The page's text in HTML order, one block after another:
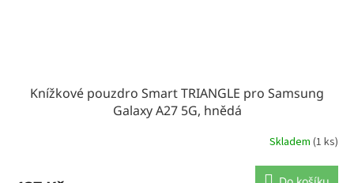
Knížkové pouzdro Smart TRIANGLE pro Samsung
Galaxy A27 5G, hnědá
Skladem (1 ks)